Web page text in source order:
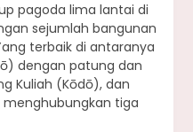
pagoda lima lantai di
sejumlah bangunan
terbaik di antaranya
dengan patung dan
Kuliah (Kōdō), dan
tiga